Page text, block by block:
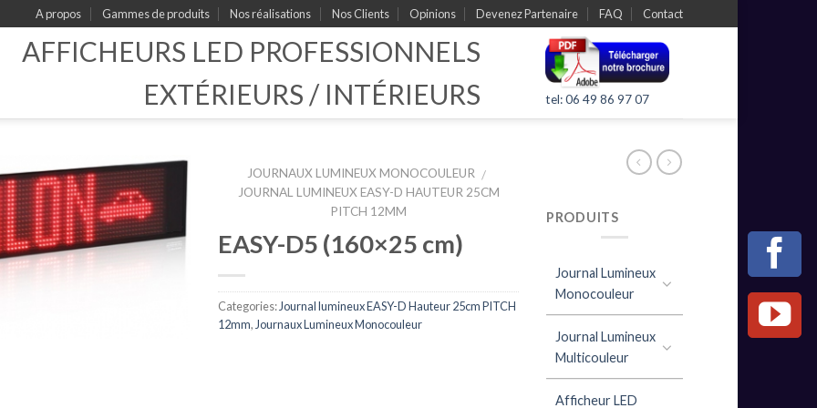
A propos Gammes de produits Nos réalisations Nos Clients Opinions Devenez Partenaire FAQ Contact
AFFICHEURS LED PROFESSIONNELS
EXTÉRIEURS / INTÉRIEURS
tel: 06 49 86 97 07
JOURNAUX LUMINEUX MONOCOULEUR /
JOURNAL LUMINEUX EASY-D HAUTEUR 25CM
PITCH 12MM
EASY-D5 (160×25 cm)
Categories: Journal lumineux EASY-D Hauteur 25cm PITCH
12mm, Journaux Lumineux Monocouleur
PRODUITS
Journal Lumineux
Monocouleur
Journal Lumineux
Multicouleur
Afficheur LED